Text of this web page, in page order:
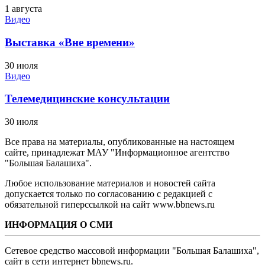
1 августа
Видео
Выставка «Вне времени»
30 июля
Видео
Телемедицинские консультации
30 июля
Все права на материалы, опубликованные на настоящем
сайте, принадлежат МАУ "Информационное агентство
"Большая Балашиха".
Любое использование материалов и новостей сайта
допускается только по согласованию с редакцией с
обязательной гиперссылкой на сайт www.bbnews.ru
ИНФОРМАЦИЯ О СМИ
Сетевое средство массовой информации "Большая Балашиха",
сайт в сети интернет bbnews.ru.